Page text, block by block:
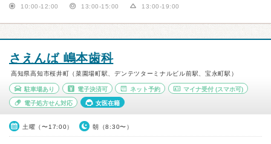
10:00-12:00 13:00-15:00 13:00-19:00
さえんば 嶋本歯科
高知県高知市桜井町（菜園場町駅、デンテツターミナルビル前駅、宝永町駅）
駐車場あり 電子決済可 ネット予約 マイナ受付 (スマホ可)
電子処方せん対応 女医在籍
土曜（〜17:00） 朝（8:30〜）